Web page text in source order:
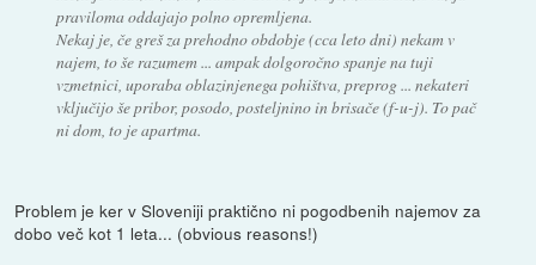
praviloma oddajajo polno opremljena.
Nekaj je, če greš za prehodno obdobje (cca leto dni) nekam v
najem, to še razumem ... ampak dolgoročno spanje na tuji
vzmetnici, uporaba oblazinjenega pohištva, preprog ... nekateri
vključijo še pribor, posodo, posteljnino in brisače (f-u-j). To pač
ni dom, to je apartma.
Problem je ker v Sloveniji praktično ni pogodbenih najemov za
dobo več kot 1 leta... (obvious reasons!)